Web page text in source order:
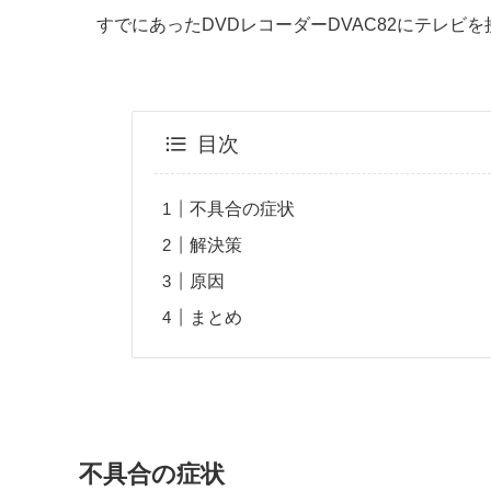
すでにあったDVDレコーダーDVAC82にテレビを
目次
不具合の症状
解決策
原因
まとめ
不具合の症状